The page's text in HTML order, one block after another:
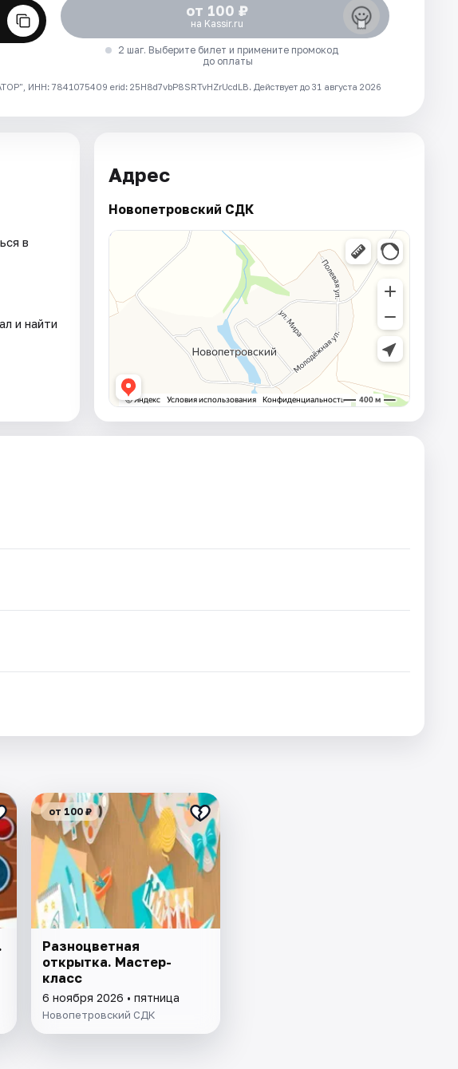
от 100 ₽
на Kassir.ru
2 шаг. Выберите билет и примените промокод
до оплаты
ИНН: 7841075409 erid: 25H8d7vbP8SRTvHZrUcdLB. Действует до 31 августа 2026
в
и найти
Адрес
Новопетровский СДК
от 100 ₽
Разноцветная
открытка. Мастер-
класс
6 ноября 2026 • пятница
Новопетровский СДК